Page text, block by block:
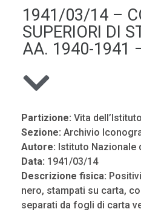
1941/03/14 –
SUPERIORI DI
AA. 1940-1941
Partizione: Vita dell’Istituto
Sezione: Archivio
Autore: Istituto Nazionale
Data: 1941/03/14
Descrizione fisica:
nero, stampati su carta,
separati da fogli di carta